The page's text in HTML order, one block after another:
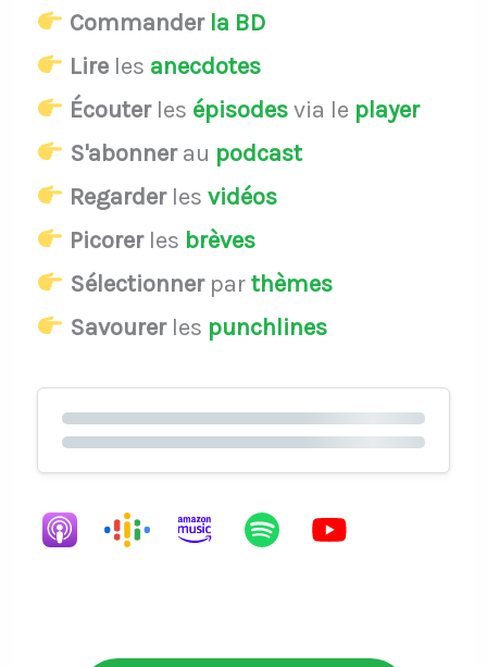
Commander la BD
Lireles anecdotes
Écouterles épisodesvia le player
S'abonnerau podcast
Regarderles vidéos
Picorerles brèves
Sélectionnerparthèmes
Savourerles punchlines